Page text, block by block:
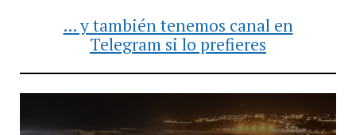
... y también tenemos canal en
Telegram si lo prefieres